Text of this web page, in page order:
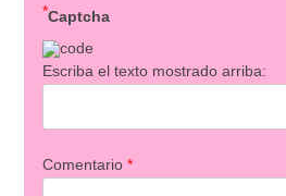
Captcha
*
Escriba el texto mostrado arriba:
Comentario *